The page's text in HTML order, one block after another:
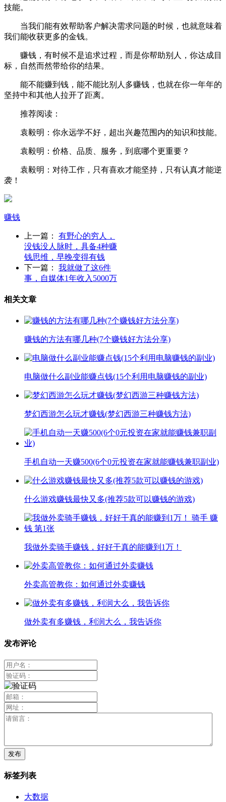
技能。
当我们能有效帮助客户解决需求问题的时候，也就意味着
我们能收获更多的金钱。
赚钱，有时候不是追求过程，而是你帮助别人，你达成目
标，自然而然带给你的结果。
能不能赚到钱，能不能比别人多赚钱，也就在你一年年的
坚持中和其他人拉开了距离。
推荐阅读：
袁毅明：你永远学不好，超出兴趣范围内的知识和技能。
袁毅明：价格、品质、服务，到底哪个更重要？
袁毅明：对待工作，只有喜欢才能坚持，只有认真才能逆
袭！
赚钱
上一篇：
有野心的穷人，
没钱没人脉时，具备4种赚
钱思维，早晚变得有钱
下一篇：
我就做了这6件
事，自媒体1年收入5000万
相关文章
赚钱的方法有哪几种(7个赚钱好方法分享)
电脑做什么副业能赚点钱(15个利用电脑赚钱的副业)
梦幻西游怎么玩才赚钱(梦幻西游三种赚钱方法)
手机自动一天赚500(6个0元投资在家就能赚钱兼职副业)
什么游戏赚钱最快又多(推荐5款可以赚钱的游戏)
我做外卖骑手赚钱，好好干真的能赚到1万！
外卖高管教你：如何通过外卖赚钱
做外卖有多赚钱，利润大么，我告诉你
发布评论
标签列表
大数据